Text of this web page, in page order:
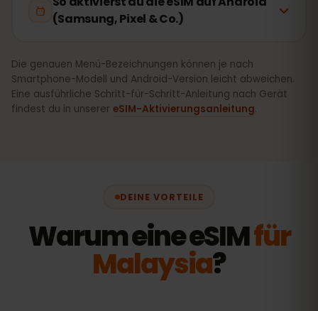
(Samsung, Pixel & Co.)
Die genauen Menü-Bezeichnungen können je nach
Smartphone-Modell und Android-Version leicht abweichen.
Eine ausführliche Schritt-für-Schritt-Anleitung nach Gerät
findest du in unserer eSIM-Aktivierungsanleitung.
DEINE VORTEILE
Warum eine eSIMfür
Malaysia?